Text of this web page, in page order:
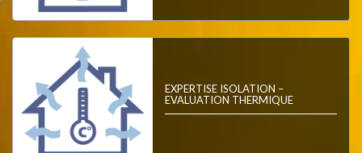
EXPERTISE ISOLATION –
EVALUATION THERMIQUE